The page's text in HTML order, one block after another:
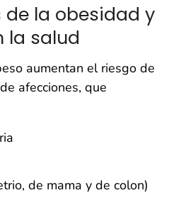
la obesidad y
la salud
aumentan el riesgo de
afecciones, que
de mama y de colon)